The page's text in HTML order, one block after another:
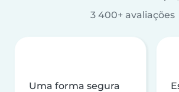
3 400+ avaliações
Uma forma segura